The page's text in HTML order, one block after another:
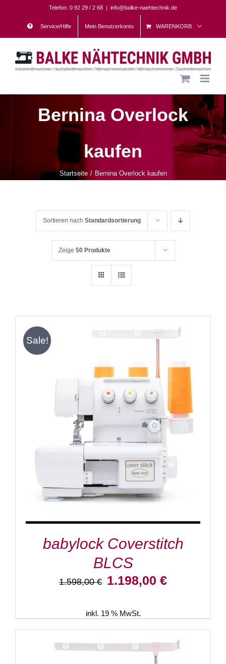
content
Telefon: 0 92 29 / 2 68 | info@balke-naehtechnik.de
Service/Hilfe Mein Benutzerkonto WARENKORB
Bernina Overlock
kaufen
Startseite Bernina Overlock kaufen
Sortieren nach Standardsortierung
Zeige 50 Produkte
Sale!
IN DEN WARENKORB DETAILS
babylock Coverstitch
BLCS
1.598,00€ Ursprünglicher
1.598,00 €
1.198,00 €Aktueller
inkl. 19 % MwSt.